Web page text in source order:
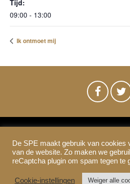
Tijd:
09:00 - 13:00
Ik ontmoet mij
SPE-Amsterdam
Colofon & Disclaimer
De SPE maakt gebruik van cookies
van de website. Zo maken we
reCaptcha plugin om spam tegen te
Cookie-instellingen Weiger alle